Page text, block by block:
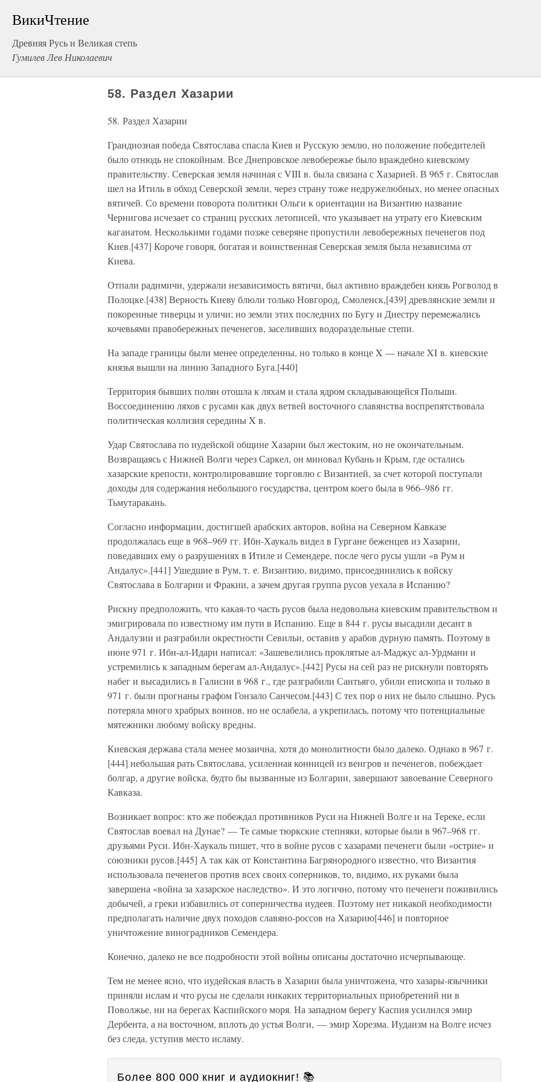
ВикиЧтение
Древняя Русь и Великая степь
Гумилев Лев Николаевич
58. Раздел Хазарии
58. Раздел Хазарии
Грандиозная победа Святослава спасла Киев и Русскую землю, но положение победителей
было отнюдь не спокойным. Все Днепровское левобережье было враждебно киевскому
правительству. Северская земля начиная с VIII в. была связана с Хазарией. В 965 г. Святослав
шел на Итиль в обход Северской земли, через страну тоже недружелюбных, но менее опасных
вятичей. Со времени поворота политики Ольги к ориентации на Византию название
Чернигова исчезает со страниц русских летописей, что указывает на утрату его Киевским
каганатом. Несколькими годами позже северяне пропустили левобережных печенегов под
Киев.[437] Короче говоря, богатая и воинственная Северская земля была независима от
Киева.
Отпали радимичи, удержали независимость вятичи, был активно враждебен князь Рогволод в
Полоцке.[438] Верность Киеву блюли только Новгород, Смоленск,[439] древлянские земли и
покоренные тиверцы и уличи; но земли этих последних по Бугу и Днестру перемежались
кочевьями правобережных печенегов, заселивших водораздельные степи.
На западе границы были менее определенны, но только в конце X — начале XI в. киевские
князья вышли на линию Западного Буга.[440]
Территория бывших полян отошла к ляхам и стала ядром складывающейся Польши.
Воссоединению ляхов с русами как двух ветвей восточного славянства воспрепятствовала
политическая коллизия середины X в.
Удар Святослава по иудейской общине Хазарии был жестоким, но не окончательным.
Возвращаясь с Нижней Волги через Саркел, он миновал Кубань и Крым, где остались
хазарские крепости, контролировавшие торговлю с Византией, за счет которой поступали
доходы для содержания небольшого государства, центром коего была в 966–986 гг.
Тьмутаракань.
Согласно информации, достигшей арабских авторов, война на Северном Кавказе
продолжалась еще в 968–969 гг. Ибн-Хаукаль видел в Гургане беженцев из Хазарии,
поведавших ему о разрушениях в Итиле и Семендере, после чего русы ушли «в Рум и
Андалус».[441] Ушедшие в Рум, т. е. Византию, видимо, присоединились к войску
Святослава в Болгарии и Фракии, а зачем другая группа русов уехала в Испанию?
Рискну предположить, что какая-то часть русов была недовольна киевским правительством и
эмигрировала по известному им пути в Испанию. Еще в 844 г. русы высадили десант в
Андалузии и разграбили окрестности Севильи, оставив у арабов дурную память. Поэтому в
июне 971 г. Ибн-ал-Идари написал: «Зашевелились проклятые ал-Маджус ал-Урдмани и
устремились к западным берегам ал-Андалус».[442] Русы на сей раз не рискнули повторять
набег и высадились в Галисии в 968 г., где разграбили Сантьяго, убили епископа и только в
971 г. были прогнаны графом Гонзало Санчесом.[443] С тех пор о них не было слышно. Русь
потеряла много храбрых воинов, но не ослабела, а укрепилась, потому что потенциальные
мятежники любому войску вредны.
Киевская держава стала менее мозаична, хотя до монолитности было далеко. Однако в 967 г.
[444] небольшая рать Святослава, усиленная конницей из венгров и печенегов, побеждает
болгар, а другие войска, будто бы вызванные из Болгарии, завершают завоевание Северного
Кавказа.
Возникает вопрос: кто же побеждал противников Руси на Нижней Волге и на Тереке, если
Святослав воевал на Дунае? — Те самые тюркские степняки, которые были в 967–968 гг.
друзьями Руси. Ибн-Хаукаль пишет, что в войне русов с хазарами печенеги были «острие» и
союзники русов.[445] А так как от Константина Багрянородного известно, что Византия
использовала печенегов против всех своих соперников, то, видимо, их руками была
завершена «война за хазарское наследство». И это логично, потому что печенеги поживились
добычей, а греки избавились от соперничества иудеев. Поэтому нет никакой необходимости
предполагать наличие двух походов славяно-россов на Хазарию[446] и повторное
уничтожение виноградников Семендера.
Конечно, далеко не все подробности этой войны описаны достаточно исчерпывающе.
Тем не менее ясно, что иудейская власть в Хазарии была уничтожена, что хазары-язычники
приняли ислам и что русы не сделали никаких территориальных приобретений ни в
Поволжье, ни на берегах Каспийского моря. На западном берегу Каспия усилился эмир
Дербента, а на восточном, вплоть до устья Волги, — эмир Хорезма. Иудаизм на Волге исчез
без следа, уступив место исламу.
Более 800 000 книг и аудиокниг! 📚